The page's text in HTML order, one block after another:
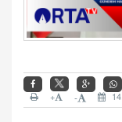
-
+